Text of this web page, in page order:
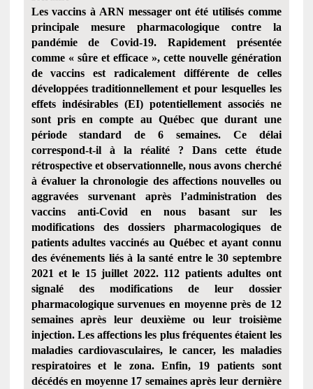
Les vaccins à ARN messager ont été utilisés comme
principale mesure pharmacologique contre la
pandémie de Covid-19. Rapidement présentée
comme « sûre et efficace », cette nouvelle génération
de vaccins est radicalement différente de celles
développées traditionnellement et pour lesquelles les
effets indésirables (EI) potentiellement associés ne
sont pris en compte au Québec que durant une
période standard de 6 semaines. Ce délai
correspond-t-il à la réalité ? Dans cette étude
rétrospective et observationnelle, nous avons cherché
à évaluer la chronologie des affections nouvelles ou
aggravées survenant après l’administration des
vaccins anti-Covid en nous basant sur les
modifications des dossiers pharmacologiques de
patients adultes vaccinés au Québec et ayant connu
des événements liés à la santé entre le 30 septembre
2021 et le 15 juillet 2022. 112 patients adultes ont
signalé des modifications de leur dossier
pharmacologique survenues en moyenne près de 12
semaines après leur deuxième ou leur troisième
injection. Les affections les plus fréquentes étaient les
maladies cardiovasculaires, le cancer, les maladies
respiratoires et le zona. Enfin, 19 patients sont
décédés en moyenne 17 semaines après leur dernière